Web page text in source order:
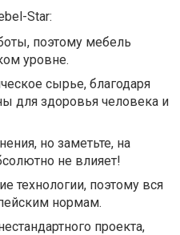
Star:
поэтому мебель
уровне.
сырье, благодаря
для здоровья человека и
но заметьте, на
не влияет!
технологии, поэтому вся
нормам.
проекта,